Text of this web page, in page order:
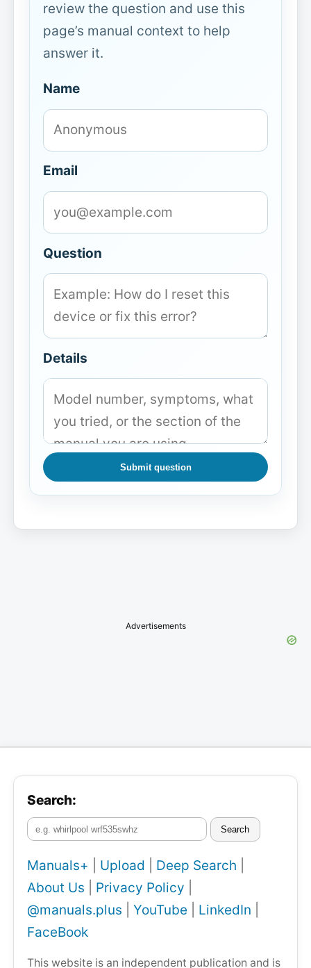
review the question and use this
page’s manual context to help
answer it.
Name
Email
Question
Details
Submit question
Advertisements
Search:
Search
Manuals+ Upload Deep Search
About Us
Privacy Policy
@manuals.plus
YouTube LinkedIn
FaceBook
This website is an independent publication and is